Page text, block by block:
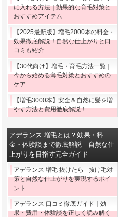
に入れる方法｜効果的な育毛対策と
おすすめアイテム
【2025最新版】増毛2000本の料金・
効果徹底解説！自然な仕上がりと口
コミも紹介
【30代向け】増毛・育毛方法一覧｜
今から始める薄毛対策とおすすめの
ケア
【増毛3000本】安全＆自然に髪を増
やす方法と費用徹底解説！
アデランス 増毛とは？効果・料
金・体験談まで徹底解説｜自然な仕
上がりを目指す完全ガイド
アデランス 増毛 抜けたら - 抜け毛対
策と自然な仕上がりを実現するポイ
ント
アデランス 口コミ徹底ガイド｜効
果・費用・体験談を正しく読み解く